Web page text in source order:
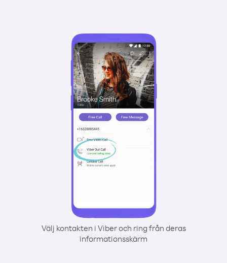
Välj kontakten i Viber och ring från deras
informationsskärm